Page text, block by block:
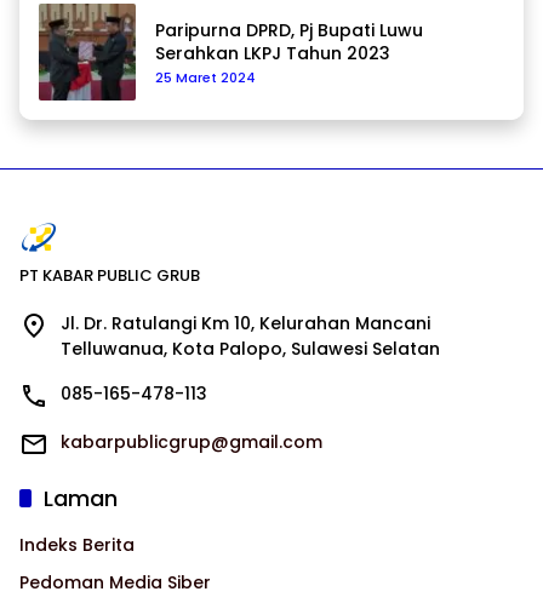
Paripurna DPRD, Pj Bupati Luwu
Serahkan LKPJ Tahun 2023
25 Maret 2024
PT KABAR PUBLIC GRUB
Jl. Dr. Ratulangi Km 10, Kelurahan Mancani
Telluwanua, Kota Palopo, Sulawesi Selatan
085-165-478-113
kabarpublicgrup@gmail.com
Laman
Indeks Berita
Pedoman Media Siber